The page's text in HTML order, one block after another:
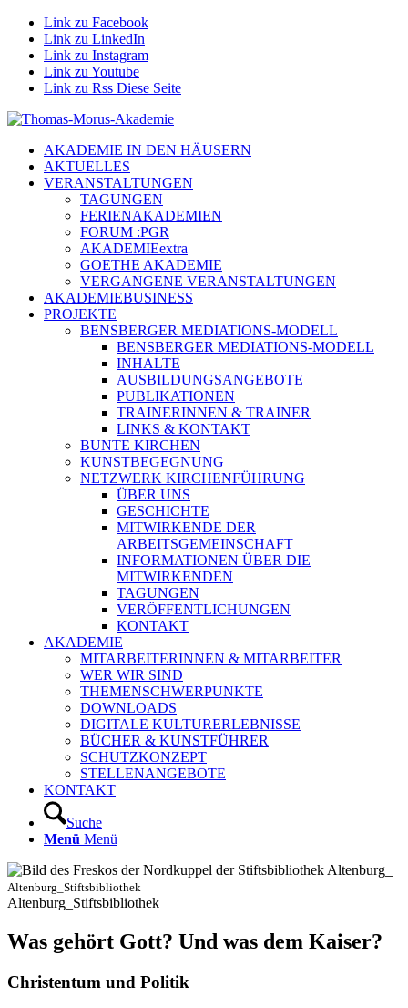
Link zu Facebook
Link zu LinkedIn
Link zu Instagram
Link zu Youtube
Link zu Rss Diese Seite
AKADEMIE IN DEN HÄUSERN
AKTUELLES
VERANSTALTUNGEN
TAGUNGEN
FERIENAKADEMIEN
FORUM :PGR
AKADEMIEextra
GOETHE AKADEMIE
VERGANGENE VERANSTALTUNGEN
AKADEMIEBUSINESS
PROJEKTE
BENSBERGER MEDIATIONS-MODELL
BENSBERGER MEDIATIONS-MODELL
INHALTE
AUSBILDUNGSANGEBOTE
PUBLIKATIONEN
TRAINERINNEN & TRAINER
LINKS & KONTAKT
BUNTE KIRCHEN
KUNSTBEGEGNUNG
NETZWERK KIRCHENFÜHRUNG
ÜBER UNS
GESCHICHTE
MITWIRKENDE DER
ARBEITSGEMEINSCHAFT
INFORMATIONEN ÜBER DIE
MITWIRKENDEN
TAGUNGEN
VERÖFFENTLICHUNGEN
KONTAKT
AKADEMIE
MITARBEITERINNEN & MITARBEITER
WER WIR SIND
THEMENSCHWERPUNKTE
DOWNLOADS
DIGITALE KULTURERLEBNISSE
BÜCHER & KUNSTFÜHRER
SCHUTZKONZEPT
STELLENANGEBOTE
KONTAKT
Suche
Menü Menü
Altenburg_Stiftsbibliothek
Altenburg_Stiftsbibliothek
Was gehört Gott? Und was dem Kaiser?
Christentum und Politik